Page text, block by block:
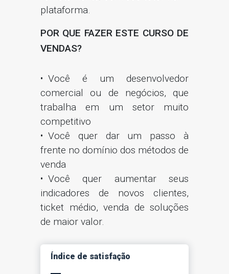
plataforma.
POR QUE FAZER ESTE CURSO DE
VENDAS?
Você é um desenvolvedor
comercial ou de negócios, que
trabalha em um setor muito
competitivo
Você quer dar um passo à
frente no domínio dos métodos de
venda
Você quer aumentar seus
indicadores de novos clientes,
ticket médio, venda de soluções
de maior valor.
Índice de satisfação